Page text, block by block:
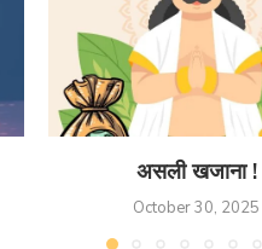
असली खजाना !
October 30, 2025